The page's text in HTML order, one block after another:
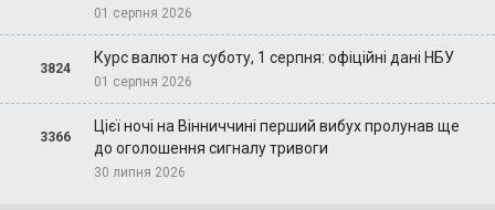
01 серпня 2026
3824
Курс валют на суботу, 1 серпня: офіційні дані НБУ
01 серпня 2026
3366
Цієї ночі на Вінниччині перший вибух пролунав ще
до оголошення сигналу тривоги
30 липня 2026